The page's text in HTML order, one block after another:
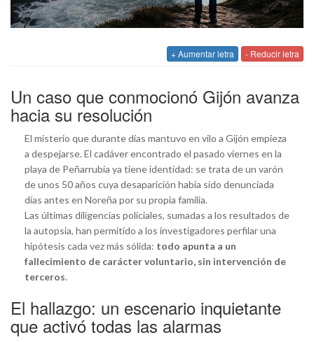
+ Aumentar letra - Reducir letra
Un caso que conmocionó Gijón avanza
hacia su resolución
El misterio que durante días mantuvo en vilo a Gijón empieza
a despejarse. El cadáver encontrado el pasado viernes en la
playa de Peñarrubia ya tiene identidad: se trata de un varón
de unos 50 años cuya desaparición había sido denunciada
días antes en Noreña por su propia familia.
Las últimas diligencias policiales, sumadas a los resultados de
la autopsia, han permitido a los investigadores perfilar una
hipótesis cada vez más sólida: todo apunta a un
fallecimiento de carácter voluntario, sin intervención de
terceros.
El hallazgo: un escenario inquietante
que activó todas las alarmas